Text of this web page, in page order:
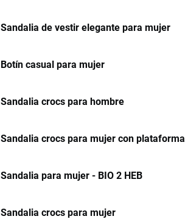
Sandalia de vestir elegante para mujer
Botín casual para mujer
Sandalia crocs para hombre
Sandalia crocs para mujer con plataforma
Sandalia para mujer - BIO 2 HEB
Sandalia crocs para mujer